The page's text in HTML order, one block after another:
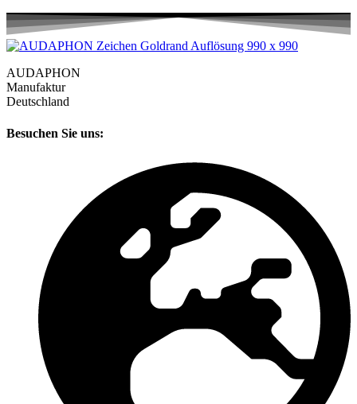
AUDAPHON
Manufaktur
Deutschland
Besuchen Sie uns: